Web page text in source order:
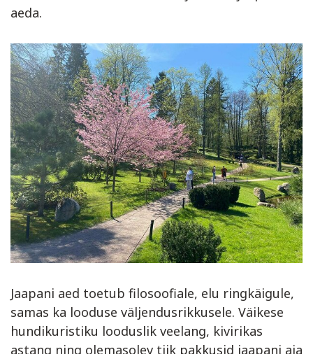
aeda.
Jaapani aed toetub filosoofiale, elu ringkäigule,
samas ka looduse väljendusrikkusele. Väikese
hundikuristiku looduslik veelang, kivirikas
astang ning olemasolev tiik pakkusid jaapani aia